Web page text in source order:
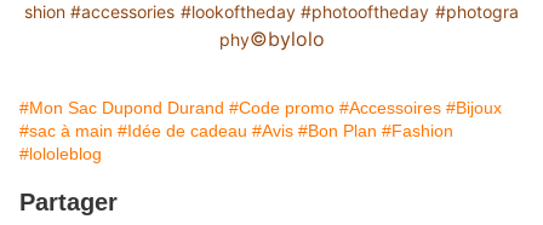
shion #accessories #lookoftheday #photooftheday #photogra
phy©️bylolo
#Mon Sac Dupond Durand #Code promo #Accessoires #Bijoux
#sac à main #Idée de cadeau #Avis #Bon Plan #Fashion
#lololeblog
Partager